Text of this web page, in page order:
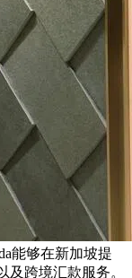
能够在新加坡提
跨境汇款服务。